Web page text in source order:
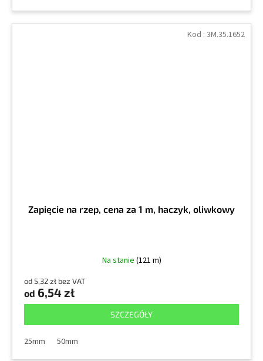
Zapięcie na rzep, cena za 1 m, haczyk, oliwkowy
Na stanie (121 m)
od 5,32 zł bez VAT
od 6,54 zł
SZCZEGÓŁY
25mm 50mm
Kod : 3M.35.1652